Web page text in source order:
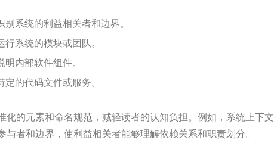
别系统的利益相关者和边界。
行系统的模块或团队。
明内部软件组件。
定的代码文件或服务。
化的元素和命名规范，减轻读者的认知负担。例如，系统上下文
与者和边界，使利益相关者能够理解依赖关系和职责划分。